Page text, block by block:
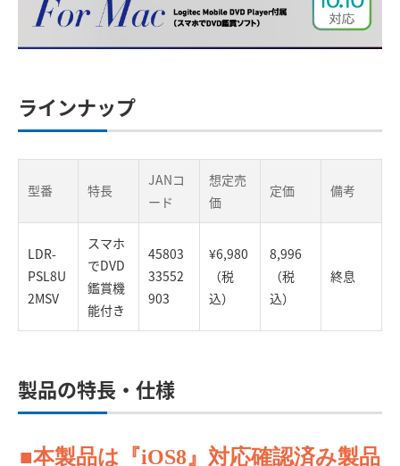
ラインナップ
型番 特長
JANコ
ード
想定売
価
定価 備考
LDR-
PSL8U
2MSV
スマホ
でDVD
鑑賞機
能付き
45803
33552
903
¥6,980
（税
込）
8,996
（税
込）
終息
製品の特長・仕様
■本製品は『iOS8』対応確認済み製品